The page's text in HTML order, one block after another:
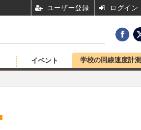
イベント 学校の回線速度計測
ユーザー登録 ログイン